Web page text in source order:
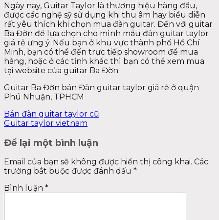
Ngày nay, Guitar Taylor là thương hiệu hàng đầu,
được các nghệ sỹ sử dụng khi thu âm hay biểu diễn
rất yêu thích khi chọn mua đàn guitar. Đến với guitar
Ba Đờn để lựa chọn cho mình mẫu đàn guitar taylor
giá rẻ ưng ý. Nếu bạn ở khu vực thành phố Hồ Chí
Minh, bạn có thể đến trực tiếp showroom để mua
hàng, hoặc ở các tỉnh khác thì bạn có thể xem mua
tại website của guitar Ba Đờn.
Guitar Ba Đờn bán Đàn guitar taylor giá rẻ ở quận
Phú Nhuận, TPHCM
Bán đàn guitar taylor cũ
Guitar taylor vietnam
Để lại một bình luận
Email của bạn sẽ không được hiển thị công khai. Các
trường bắt buộc được đánh dấu *
Bình luận *